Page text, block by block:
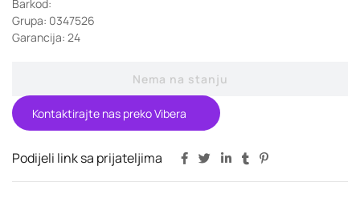
Barkod:
Grupa: 0347526
Garancija: 24
Nema na stanju
Kontaktirajte nas preko Vibera
Podijeli link sa prijateljima